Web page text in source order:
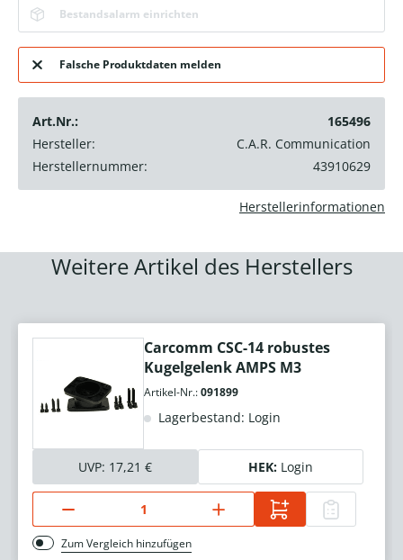
Bestandsalarm einrichten
Falsche Produktdaten melden
Art.Nr.:
165496
Hersteller:
C.A.R. Communication
Herstellernummer:
43910629
Herstellerinformationen
Weitere Artikel des Herstellers
Carcomm CSC-14 robustes
Kugelgelenk AMPS M3
Artikel-Nr.:091899
Lagerbestand: Login
UVP: 17,21 € HEK: Login
Zum Vergleich hinzufügen